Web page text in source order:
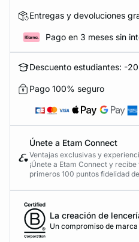
Entregas y devoluciones
Pago en 3 meses sin
Descuento estudiantes: -
Pago 100% seguro
Únete a Etam Connect
Ventajas exclusivas y
¡Únete a Etam Connect y recibe
primeros 100 puntos fidelidad
La creación de
Un compromiso de